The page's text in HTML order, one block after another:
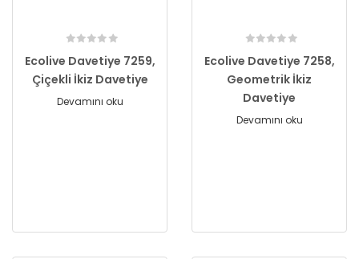
Ecolive Davetiye 7259,
Çiçekli İkiz Davetiye
Devamını oku
Ecolive Davetiye 7258,
Geometrik İkiz
Davetiye
Devamını oku